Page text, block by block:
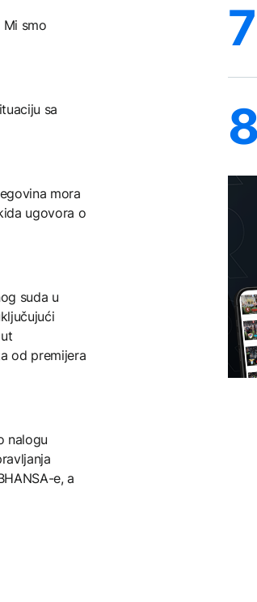
Mi smo
sa
mora
ugovora o
suda u
od premijera
nalogu
e, a